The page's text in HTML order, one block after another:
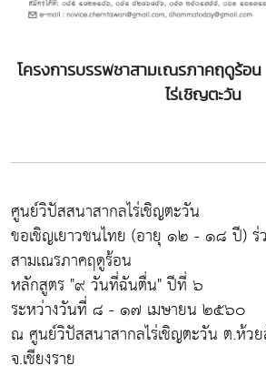
โครงการบรรพชาสามเณรภาคฤดูร้อ
ไร่เชิญตะวัน
ศูนย์วิปัสสนาสากลไร่เชิญตะวัน
ขอเชิญเยาวชนไทย (อายุ ๑๒ - ๑๘ ปี) ร่
สามเณรภาคฤดูร้อน
หลักสูตร "๙ วันที่ฉันตื่น" ปีที่ ๖
ระหว่างวันที่ ๘ - ๑๗ เมษายน ๒๕๖๐
ณ ศูนย์วิปัสสนาสากลไร่เชิญตะวัน ต.ห้ว
จ.เชียงราย